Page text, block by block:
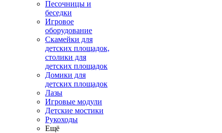
Песочницы и
беседки
Игровое
оборудование
Скамейки для
детских площадок,
столики для
детских площадок
Домики для
детских площадок
Лазы
Игровые модули
Детские мостики
Рукоходы
Ещё